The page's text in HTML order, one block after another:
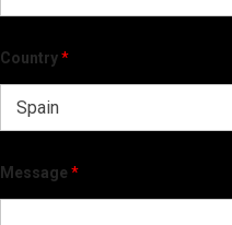
Country*
Message *